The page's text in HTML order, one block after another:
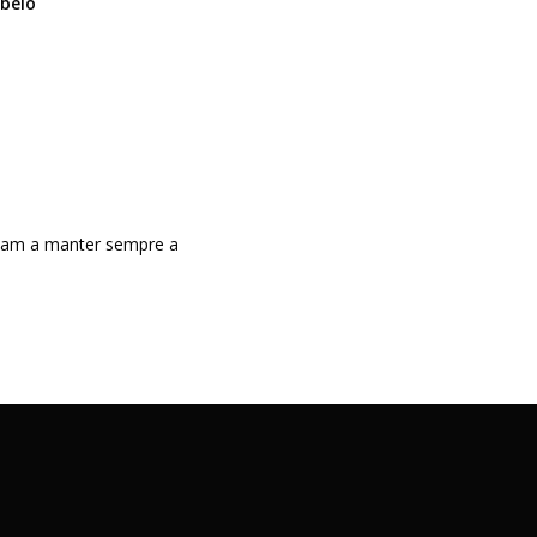
a manter sempre a